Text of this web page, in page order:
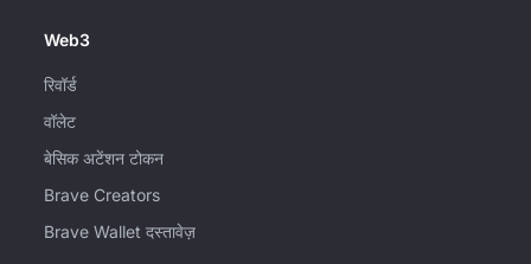
Web3
रिवॉर्ड
वॉलेट
बेसिक अटेंशन टोकन
Brave Creators
Brave Wallet दस्तावेज़